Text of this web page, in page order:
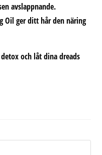
avslappnande.
Oil ger ditt hår den näring
och låt dina dreads